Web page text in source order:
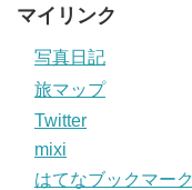
マイリンク
写真日記
旅マップ
Twitter
mixi
はてなブックマーク